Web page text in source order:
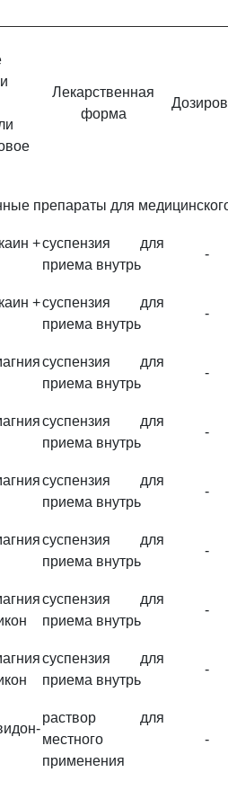
Лекарственная
форма
препараты для
+суспензия для
приема внутрь
-
+суспензия для
приема внутрь
-
суспензия для
приема внутрь
-
суспензия для
приема внутрь
-
суспензия для
приема внутрь
-
суспензия для
приема внутрь
-
суспензия для
приема внутрь
-
суспензия для
приема внутрь
-
раствор для
местного
применения
-